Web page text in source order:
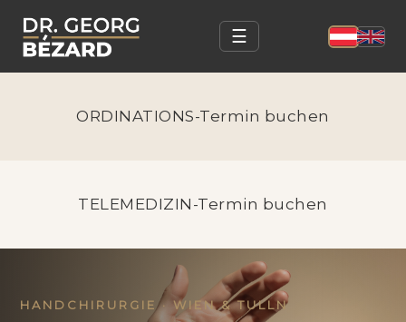
☰
ORDINATIONS-Termin buchen
TELEMEDIZIN-Termin buchen
HANDCHIRURGIE · WIEN & TULLN